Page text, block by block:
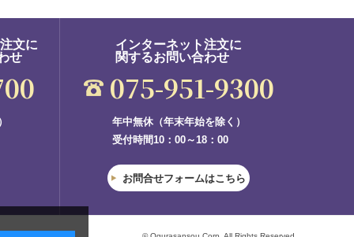
文に
せ
インターネット注文に
関するお問い合わせ
075-951-9300
年中無休（年末年始を除く）
受付時間10：00～18：00
お問合せフォームはこちら